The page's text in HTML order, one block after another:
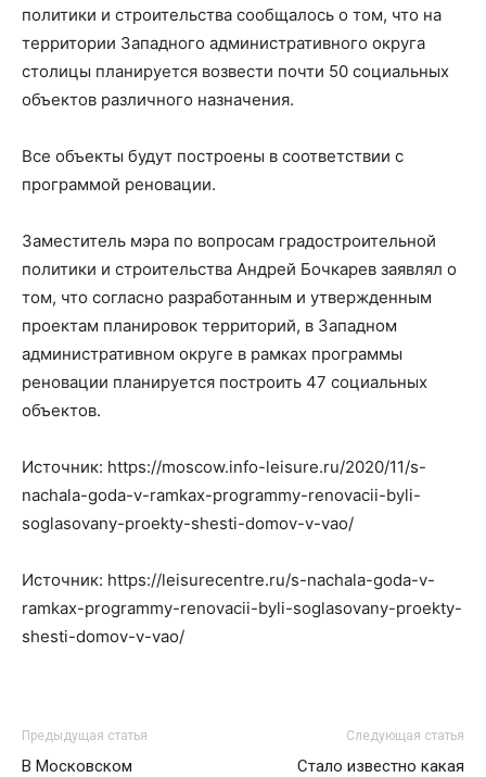
политики и строительства сообщалось о том, что на
территории Западного административного округа
столицы планируется возвести почти 50 социальных
объектов различного назначения.
Все объекты будут построены в соответствии с
программой реновации.
Заместитель мэра по вопросам градостроительной
политики и строительства Андрей Бочкарев заявлял о
том, что согласно разработанным и утвержденным
проектам планировок территорий, в Западном
административном округе в рамках программы
реновации планируется построить 47 социальных
объектов.
Источник: https://moscow.info-leisure.ru/2020/11/s-
nachala-goda-v-ramkax-programmy-renovacii-byli-
soglasovany-proekty-shesti-domov-v-vao/
Источник: https://leisurecentre.ru/s-nachala-goda-v-
ramkax-programmy-renovacii-byli-soglasovany-proekty-
shesti-domov-v-vao/
Предыдущая статья
В Московском
Следующая статья
Стало известно какая